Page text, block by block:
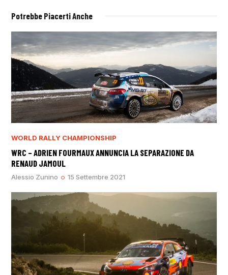
Potrebbe Piacerti Anche
WORLD RALLY CHAMPIONSHIP
WRC – ADRIEN FOURMAUX ANNUNCIA LA SEPARAZIONE DA
RENAUD JAMOUL
Alessio Zunino 15 Settembre 2021